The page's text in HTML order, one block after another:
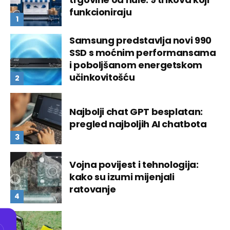
funkcioniraju
Samsung predstavlja novi 990
SSD s moćnim performansama
i poboljšanom energetskom
učinkovitošću
Najbolji chat GPT besplatan:
pregled najboljih AI chatbota
Vojna povijest i tehnologija:
kako su izumi mijenjali
ratovanje